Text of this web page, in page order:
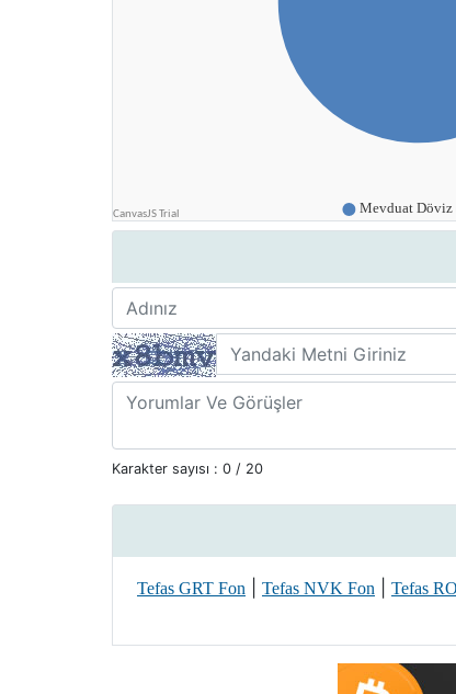
Karakter sayısı : 0 / 20
Tefas GRT Fon Tefas NVK Fon Tefas